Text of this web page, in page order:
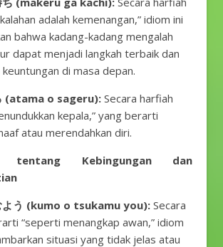
adalah kemenangan,” idiom ini
bahwa kadang-kadang mengalah
dapat menjadi langkah terbaik dan
di masa depan.
(atama o sageru): Secara harfiah
kepala,” yang berarti
atau merendahkan diri.
Kebingungan dan
よう (kumo o tsukamu you): Secara
“seperti menangkap awan,” idiom
situasi yang tidak jelas atau